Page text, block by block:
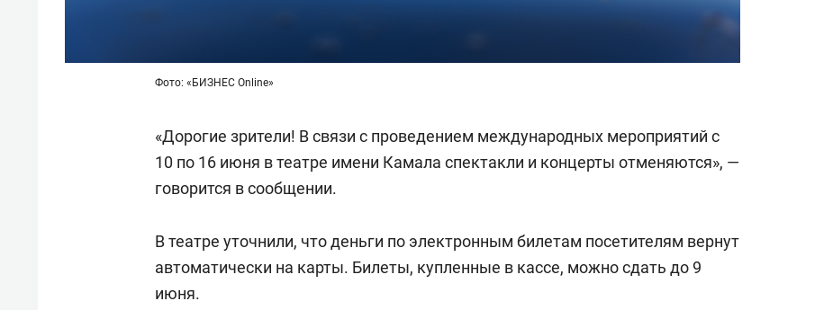
Фото: «БИЗНЕС Online»
«Дорогие зрители! В связи с проведением международных мероприятий с
10 по 16 июня в театре имени Камала спектакли и концерты отменяются», —
говорится в сообщении.
В театре уточнили, что деньги по электронным билетам посетителям вернут
автоматически на карты. Билеты, купленные в кассе, можно сдать до 9
июня.